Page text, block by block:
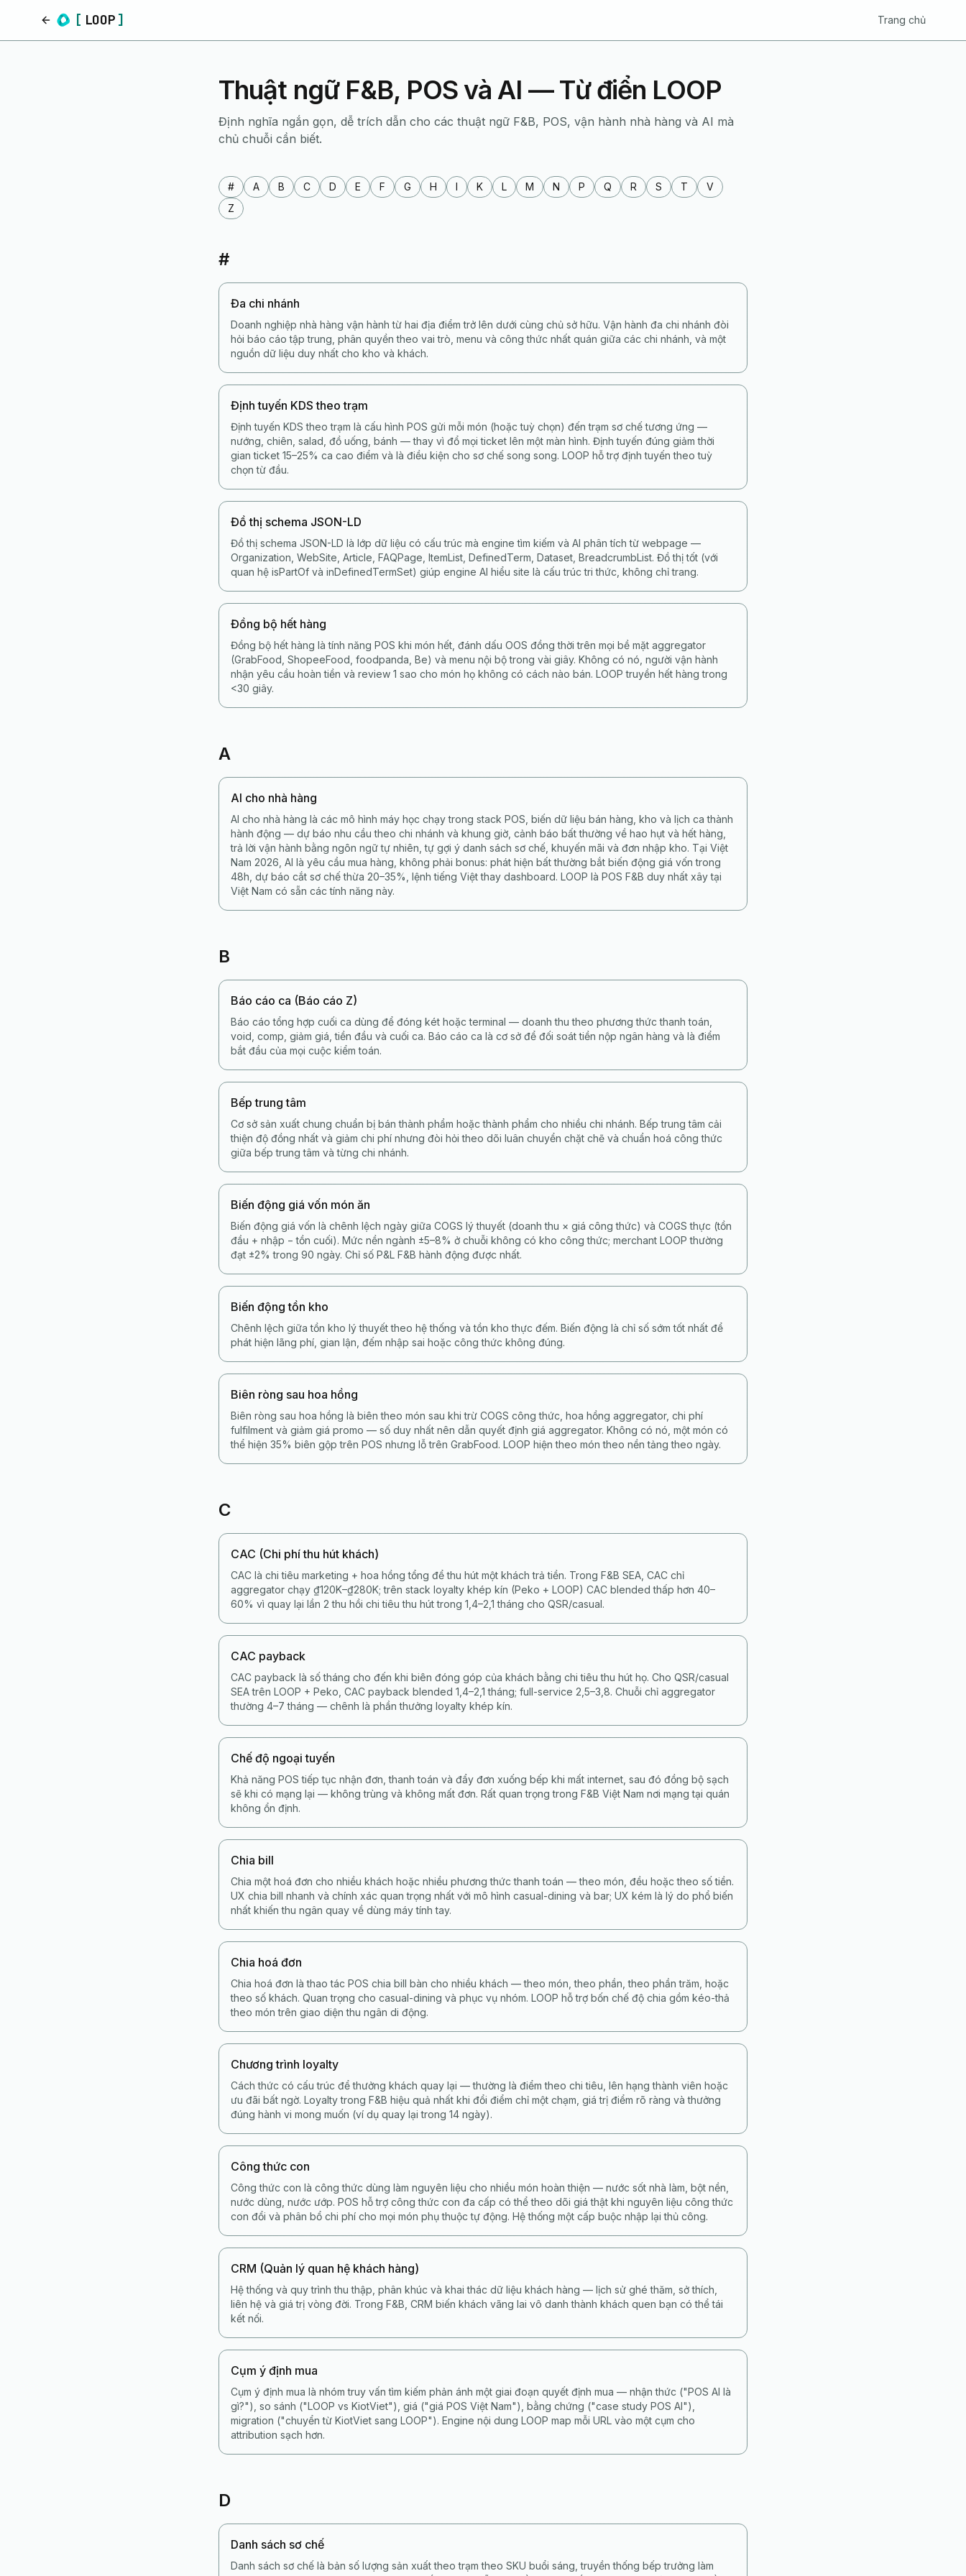
[ LOOP ]
Trang chủ
Trang chủ
Thuật ngữ F&B, POS và AI — Từ điển LOOP
Định nghĩa ngắn gọn, dễ trích dẫn cho các thuật ngữ F&B, POS, vận hành nhà hàng và AI mà
chủ chuỗi cần biết.
# A B C D E F G H I K L M N P Q R S T
V
Z
#
Đa chi nhánh
Doanh nghiệp nhà hàng vận hành từ hai địa điểm trở lên dưới cùng chủ sở hữu. Vận hành đa chi nhánh đòi
hỏi báo cáo tập trung, phân quyền theo vai trò, menu và công thức nhất quán giữa các chi nhánh, và một
nguồn dữ liệu duy nhất cho kho và khách.
Định tuyến KDS theo trạm
Định tuyến KDS theo trạm là cấu hình POS gửi mỗi món (hoặc tuỳ chọn) đến trạm sơ chế tương ứng —
nướng, chiên, salad, đồ uống, bánh — thay vì đổ mọi ticket lên một màn hình. Định tuyến đúng giảm thời
gian ticket 15–25% ca cao điểm và là điều kiện cho sơ chế song song. LOOP hỗ trợ định tuyến theo tuỳ
chọn từ đầu.
Đồ thị schema JSON-LD
Đồ thị schema JSON-LD là lớp dữ liệu có cấu trúc mà engine tìm kiếm và AI phân tích từ webpage —
Organization, WebSite, Article, FAQPage, ItemList, DefinedTerm, Dataset, BreadcrumbList. Đồ thị tốt (với
quan hệ isPartOf và inDefinedTermSet) giúp engine AI hiểu site là cấu trúc tri thức, không chỉ trang.
Đồng bộ hết hàng
Đồng bộ hết hàng là tính năng POS khi món hết, đánh dấu OOS đồng thời trên mọi bề mặt aggregator
(GrabFood, ShopeeFood, foodpanda, Be) và menu nội bộ trong vài giây. Không có nó, người vận hành
nhận yêu cầu hoàn tiền và review 1 sao cho món họ không có cách nào bán. LOOP truyền hết hàng trong
<30 giây.
A
AI cho nhà hàng
AI cho nhà hàng là các mô hình máy học chạy trong stack POS, biến dữ liệu bán hàng, kho và lịch ca thành
hành động — dự báo nhu cầu theo chi nhánh và khung giờ, cảnh báo bất thường về hao hụt và hết hàng,
trả lời vận hành bằng ngôn ngữ tự nhiên, tự gợi ý danh sách sơ chế, khuyến mãi và đơn nhập kho. Tại Việt
Nam 2026, AI là yêu cầu mua hàng, không phải bonus: phát hiện bất thường bắt biến động giá vốn trong
48h, dự báo cắt sơ chế thừa 20–35%, lệnh tiếng Việt thay dashboard. LOOP là POS F&B duy nhất xây tại
Việt Nam có sẵn các tính năng này.
B
Báo cáo ca (Báo cáo Z)
Báo cáo tổng hợp cuối ca dùng để đóng két hoặc terminal — doanh thu theo phương thức thanh toán,
void, comp, giảm giá, tiền đầu và cuối ca. Báo cáo ca là cơ sở để đối soát tiền nộp ngân hàng và là điểm
bắt đầu của mọi cuộc kiểm toán.
Bếp trung tâm
Cơ sở sản xuất chung chuẩn bị bán thành phẩm hoặc thành phẩm cho nhiều chi nhánh. Bếp trung tâm cải
thiện độ đồng nhất và giảm chi phí nhưng đòi hỏi theo dõi luân chuyển chặt chẽ và chuẩn hoá công thức
giữa bếp trung tâm và từng chi nhánh.
Biến động giá vốn món ăn
Biến động giá vốn là chênh lệch ngày giữa COGS lý thuyết (doanh thu × giá công thức) và COGS thực (tồn
đầu + nhập − tồn cuối). Mức nền ngành ±5–8% ở chuỗi không có kho công thức; merchant LOOP thường
đạt ±2% trong 90 ngày. Chỉ số P&L F&B hành động được nhất.
Biến động tồn kho
Chênh lệch giữa tồn kho lý thuyết theo hệ thống và tồn kho thực đếm. Biến động là chỉ số sớm tốt nhất để
phát hiện lãng phí, gian lận, đếm nhập sai hoặc công thức không đúng.
Biên ròng sau hoa hồng
Biên ròng sau hoa hồng là biên theo món sau khi trừ COGS công thức, hoa hồng aggregator, chi phí
fulfilment và giảm giá promo — số duy nhất nên dẫn quyết định giá aggregator. Không có nó, một món có
thể hiện 35% biên gộp trên POS nhưng lỗ trên GrabFood. LOOP hiện theo món theo nền tảng theo ngày.
C
CAC (Chi phí thu hút khách)
CAC là chi tiêu marketing + hoa hồng tổng để thu hút một khách trả tiền. Trong F&B SEA, CAC chỉ
aggregator chạy ₫120K–₫280K; trên stack loyalty khép kín (Peko + LOOP) CAC blended thấp hơn 40–
60% vì quay lại lần 2 thu hồi chi tiêu thu hút trong 1,4–2,1 tháng cho QSR/casual.
CAC payback
CAC payback là số tháng cho đến khi biên đóng góp của khách bằng chi tiêu thu hút họ. Cho QSR/casual
SEA trên LOOP + Peko, CAC payback blended 1,4–2,1 tháng; full-service 2,5–3,8. Chuỗi chỉ aggregator
thường 4–7 tháng — chênh là phần thưởng loyalty khép kín.
Chế độ ngoại tuyến
Khả năng POS tiếp tục nhận đơn, thanh toán và đẩy đơn xuống bếp khi mất internet, sau đó đồng bộ sạch
sẽ khi có mạng lại — không trùng và không mất đơn. Rất quan trọng trong F&B Việt Nam nơi mạng tại quán
không ổn định.
Chia bill
Chia một hoá đơn cho nhiều khách hoặc nhiều phương thức thanh toán — theo món, đều hoặc theo số tiền.
UX chia bill nhanh và chính xác quan trọng nhất với mô hình casual-dining và bar; UX kém là lý do phổ biến
nhất khiến thu ngân quay về dùng máy tính tay.
Chia hoá đơn
Chia hoá đơn là thao tác POS chia bill bàn cho nhiều khách — theo món, theo phần, theo phần trăm, hoặc
theo số khách. Quan trọng cho casual-dining và phục vụ nhóm. LOOP hỗ trợ bốn chế độ chia gồm kéo-thả
theo món trên giao diện thu ngân di động.
Chương trình loyalty
Cách thức có cấu trúc để thưởng khách quay lại — thường là điểm theo chi tiêu, lên hạng thành viên hoặc
ưu đãi bất ngờ. Loyalty trong F&B hiệu quả nhất khi đổi điểm chỉ một chạm, giá trị điểm rõ ràng và thưởng
đúng hành vi mong muốn (ví dụ quay lại trong 14 ngày).
Công thức con
Công thức con là công thức dùng làm nguyên liệu cho nhiều món hoàn thiện — nước sốt nhà làm, bột nền,
nước dùng, nước ướp. POS hỗ trợ công thức con đa cấp có thể theo dõi giá thật khi nguyên liệu công thức
con đổi và phân bổ chi phí cho mọi món phụ thuộc tự động. Hệ thống một cấp buộc nhập lại thủ công.
CRM (Quản lý quan hệ khách hàng)
Hệ thống và quy trình thu thập, phân khúc và khai thác dữ liệu khách hàng — lịch sử ghé thăm, sở thích,
liên hệ và giá trị vòng đời. Trong F&B, CRM biến khách vãng lai vô danh thành khách quen bạn có thể tái
kết nối.
Cụm ý định mua
Cụm ý định mua là nhóm truy vấn tìm kiếm phản ánh một giai đoạn quyết định mua — nhận thức ("POS AI là
gì?"), so sánh ("LOOP vs KiotViet"), giá ("giá POS Việt Nam"), bằng chứng ("case study POS AI"),
migration ("chuyển từ KiotViet sang LOOP"). Engine nội dung LOOP map mỗi URL vào một cụm cho
attribution sạch hơn.
D
Danh sách sơ chế
Danh sách sơ chế là bản số lượng sản xuất theo trạm theo SKU buổi sáng, truyền thống bếp trưởng làm